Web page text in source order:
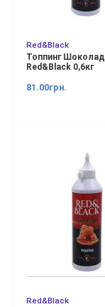
Red&Black
Топпинг Шоколад
Red&Black 0,6кг
81.00грн.
Red&Black